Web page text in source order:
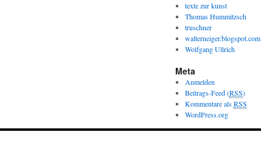
texte zur kunst
Thomas Hummitzsch
truschner
walterneiger.blogspot.com
Wolfgang Ullrich
Meta
Anmelden
Beitrags-Feed (RSS)
Kommentare alsRSS
WordPress.org